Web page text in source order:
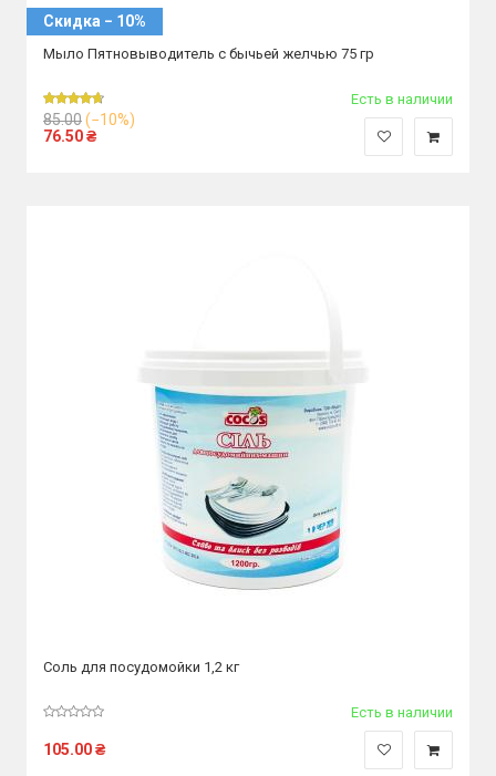
Скидка − 10%
Мыло Пятновыводитель с бычьей желчью 75 гр
Есть в наличии
85.00(−10%)
76.50₴
Соль для посудомойки 1,2 кг
Есть в наличии
105.00₴